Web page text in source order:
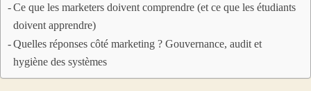
Ce que les marketers doivent comprendre (et ce que les étudiants
doivent apprendre)
Quelles réponses côté marketing ? Gouvernance, audit et
hygiène des systèmes